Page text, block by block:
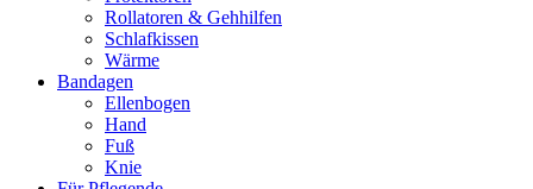
Rollatoren & Gehhilfen
Schlafkissen
Wärme
Bandagen
Ellenbogen
Hand
Fuß
Knie